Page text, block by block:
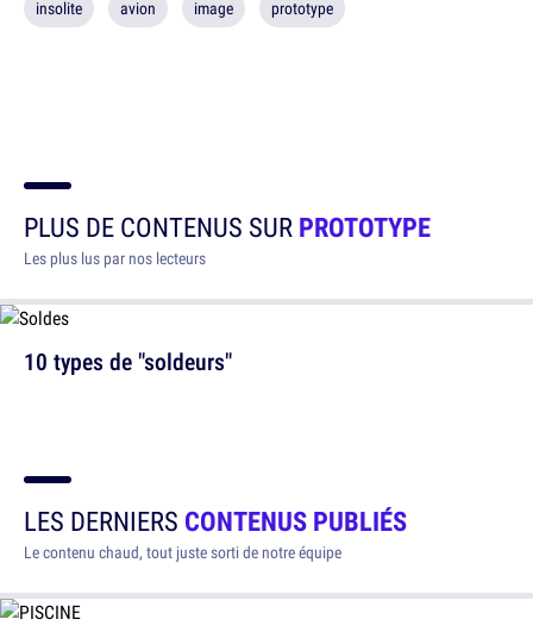
insolite avion image prototype
PLUS DE CONTENUS SURPROTOTYPE
Les plus lus par nos lecteurs
10 types de "soldeurs"
LES DERNIERS CONTENUS PUBLIÉS
Le contenu chaud, tout juste sorti de notre équipe